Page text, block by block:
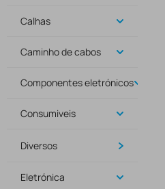
Calhas
Caminho de cabos
Componentes eletrónicos
Consumiveis
Diversos
Eletrónica